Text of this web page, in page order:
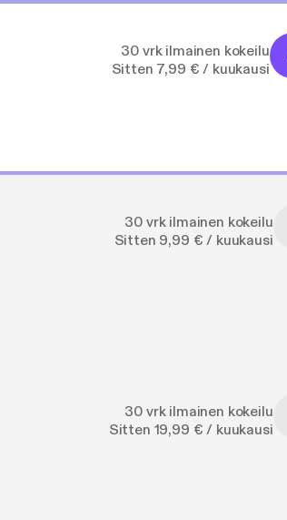
30 vrk ilmainen kokeilu
Sitten 7,99 € / kuukausi
30 vrk ilmainen kokeilu
Sitten 9,99 € / kuukausi
30 vrk ilmainen kokeilu
Sitten 19,99 € / kuukausi